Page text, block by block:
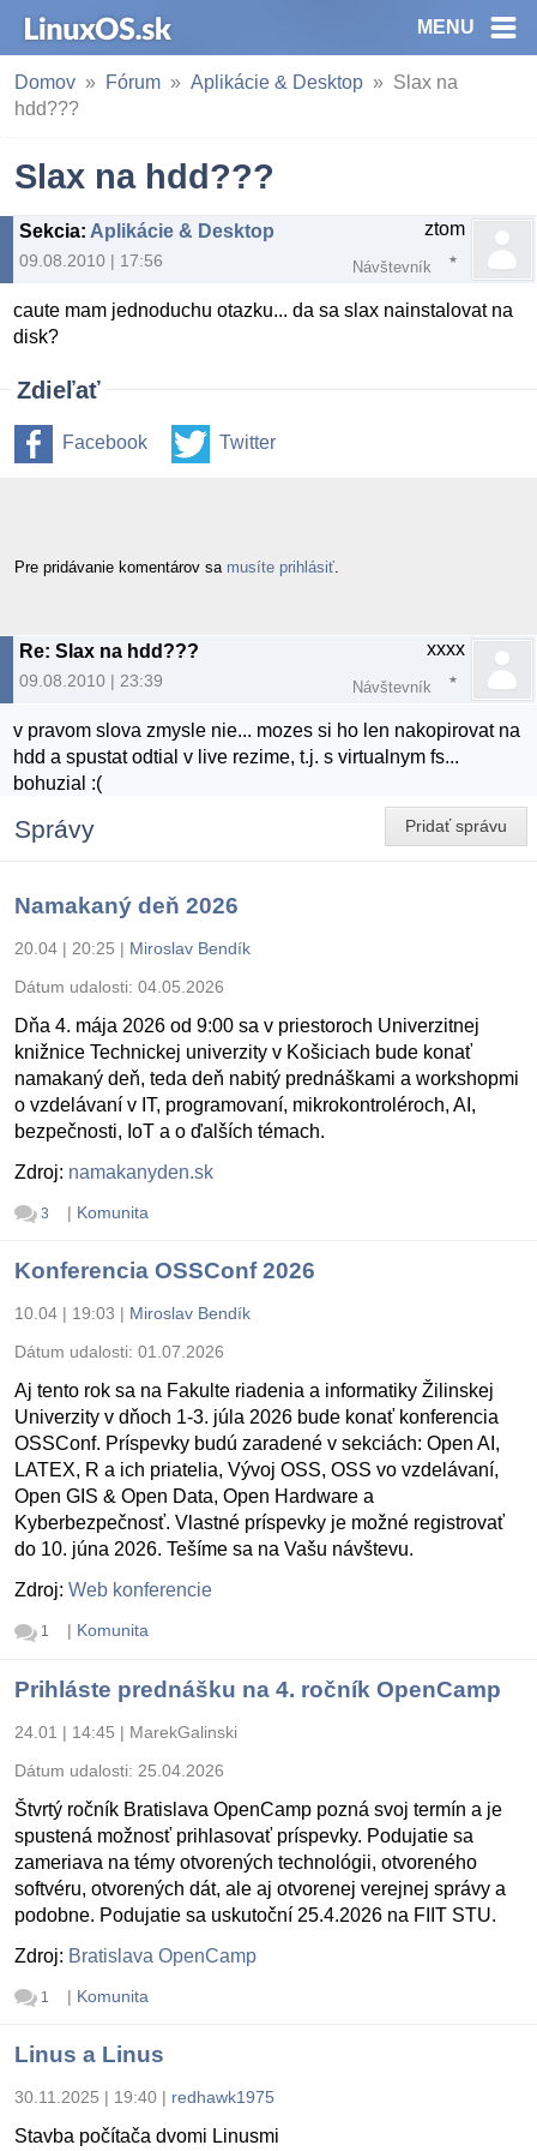
MENU
Domov Fórum Aplikácie & Desktop
Slax na
hdd???
Slax na hdd???
Sekcia: Aplikácie & Desktop
09.08.2010 | 17:56
ztom
Návštevník
caute mam jednoduchu otazku... da sa slax nainstalovat na
disk?
Zdieľať
Facebook Twitter
Pre pridávanie komentárov sa musíte prihlásiť
Re: Slax na hdd???
09.08.2010 | 23:39
xxxx
Návštevník
v pravom slova zmysle nie... mozes si ho len nakopirovat na
hdd a spustat odtial v live rezime, t.j. s virtualnym fs...
bohuzial :(
Pridať správu
Správy
Namakaný deň 2026
20.04 | 20:25 | Miroslav Bendík
Dátum udalosti: 04.05.2026
Dňa 4. mája 2026 od 9:00 sa v priestoroch Univerzitnej
knižnice Technickej univerzity v Košiciach bude konať
namakaný deň, teda deň nabitý prednáškami a workshopmi
o vzdelávaní v IT, programovaní, mikrokontroléroch, AI,
bezpečnosti, IoT a o ďalších témach.
Zdroj: namakanyden.sk
3 | Komunita
Konferencia OSSConf 2026
10.04 | 19:03 | Miroslav Bendík
Dátum udalosti: 01.07.2026
Aj tento rok sa na Fakulte riadenia a informatiky Žilinskej
Univerzity v dňoch 1-3. júla 2026 bude konať konferencia
OSSConf. Príspevky budú zaradené v sekciách: Open AI,
LATEX, R a ich priatelia, Vývoj OSS, OSS vo vzdelávaní,
Open GIS & Open Data, Open Hardware a
Kyberbezpečnosť. Vlastné príspevky je možné registrovať
do 10. júna 2026. Tešíme sa na Vašu návštevu.
Zdroj: Web konferencie
1 | Komunita
Prihláste prednášku na 4. ročník OpenCamp
24.01 | 14:45 | MarekGalinski
Dátum udalosti: 25.04.2026
Štvrtý ročník Bratislava OpenCamp pozná svoj termín a je
spustená možnosť prihlasovať príspevky. Podujatie sa
zameriava na témy otvorených technológii, otvoreného
softvéru, otvorených dát, ale aj otvorenej verejnej správy a
podobne. Podujatie sa uskutoční 25.4.2026 na FIIT STU.
Zdroj: Bratislava OpenCamp
1 | Komunita
Linus a Linus
30.11.2025 | 19:40 | redhawk1975
Stavba počítača dvomi Linusmi